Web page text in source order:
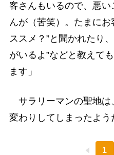
客さんもいるので、悪
んが（苦笑）。たまにお
ススメ？”と聞かれたり
がいるよ”などと教えて
ます」
サラリーマンの聖地は
変わりしてしまったよう
1